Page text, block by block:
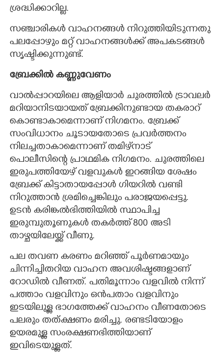
ശ്രദ്ധിക്കാറില്ല.
സഞ്ചാരികൾ വാഹനങ്ങൾ നിറുത്തിയിടുന്നതു
പലപ്പോഴും മറ്റ് വാഹനങ്ങൾക്ക് അപകടങ്ങൾ
സൃഷ്ടിക്കുന്നുണ്ട്.
ബ്രേക്കിൽ കണ്ണുവേണം
വാൽപ്പാറയിലെ ആളിയാർ ചുരത്തിൽ ട്രാവലർ
മറിയാനിടയായത് ബ്രേക്കിനുണ്ടായ തകരാറ്
കൊണ്ടാകാമെന്നാണ് നിഗമനം. ബ്രേക്ക്
സംവിധാനം ചൂടായതോടെ പ്രവർത്തനം
നിലച്ചതാകാമെന്നാണ് തമിഴ്‌നാട്
പൊലീസിന്റെ പ്രാഥമിക നിഗമനം. ചുരത്തിലെ
ഇരുപത്തിയേഴ് വളവുകൾ ഇറങ്ങിയ ശേഷം
ബ്രേക്ക് കിട്ടാതായപ്പോൾ ഗിയറിൽ വണ്ടി
നിറുത്താൻ ശ്രമിച്ചെങ്കിലും പരാജയപ്പെട്ടു.
ഉടൻ കരിങ്കൽഭിത്തിയിൽ സ്ഥാപിച്ച
ഇരുമ്പുതൂണുകൾ തകർത്ത് 800 അടി
താഴ്ചയിലേയ്ക്ക് വീണു.
പല തവണ കരണം മറിഞ്ഞ് പൂർണമായും
ചിന്നിച്ചിതറിയ വാഹന അവശിഷ്ടങ്ങളാണ്
റോഡിൽ വീണത്. പതിമൂന്നാം വളവിൽ നിന്ന്
പത്താം വളവിനും ഒൻപതാം വളവിനും
ഇടയിലുള്ള ഭാഗത്തേക്ക് വാഹനം വീണതോടെ
പലരും തത്ക്ഷണം മരിച്ചു. രണ്ടടിയോളം
ഉയരമുള്ള സംരക്ഷണഭിത്തിയാണ്
ഇവിടെയുള്ളത്.